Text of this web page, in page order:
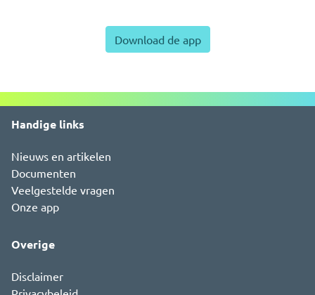
Download de app
Handige links
Nieuws en artikelen
Documenten
Veelgestelde vragen
Onze app
Overige
Disclaimer